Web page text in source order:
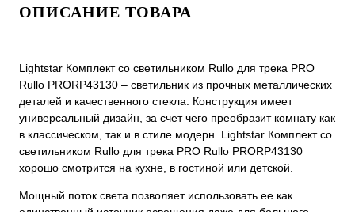
ОПИСАНИЕ ТОВАРА
Lightstar Комплект со светильником Rullo для трека PRO
Rullo PRORP43130 – светильник из прочных металлических
деталей и качественного стекла. Конструкция имеет
универсальный дизайн, за счет чего преобразит комнату как
в классическом, так и в стиле модерн. Lightstar Комплект со
светильником Rullo для трека PRO Rullo PRORP43130
хорошо смотрится на кухне, в гостиной или детской.
Мощный поток света позволяет использовать ее как